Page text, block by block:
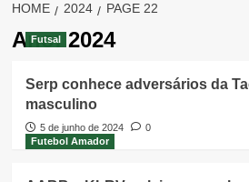
HOME 2024 PAGE 22
Ano:2024
Futsal
Serp conhece adversários da
masculino
5 de junho de 2024
0
Futebol Amador